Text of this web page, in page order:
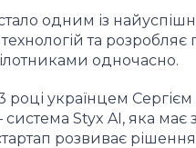
одним із
та
одночасно.
році українцем
Styx AI, яка
розвиває